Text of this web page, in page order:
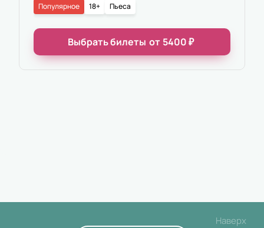
18+ Пьеса
Популярное
Выбрать билеты от 5400₽
Наверх